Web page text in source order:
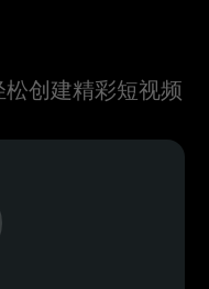
创建精彩短视频